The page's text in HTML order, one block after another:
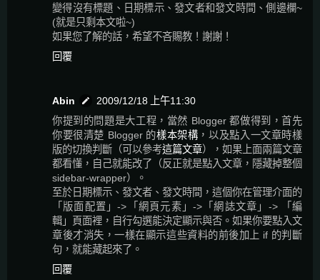
變得沒有標題、日期標示、發文者和發文時間、側邊欄~
(就是只剩本文啦~)
如果您了解的話，希望不吝賜教！謝謝！
回覆
Abin
2009/12/18 上午11:30
你提到的問題是大工程，當然 Blogger 都做得到，首先
你要很清楚 Blogger 的樣本架構 ，以及點入一文章時樣
版的切換判斷（可以參考這篇文章），如果上面兩篇文章
都看懂，自己就能改了（反正就是點入文章，隱藏掉整個
sidebar-wrapper）。
至於日期標示、發文者、發文時間，這個你在管理介面的
「版面配置」->「網頁元素」->「網誌文章」-> 「編
輯」頁面裡，自行勾選能決定顯示與否。如果你要點入文
章後才消失，一樣在顯示這些資料的前後加上 if 的判斷
句，就能藏起來了。
回覆